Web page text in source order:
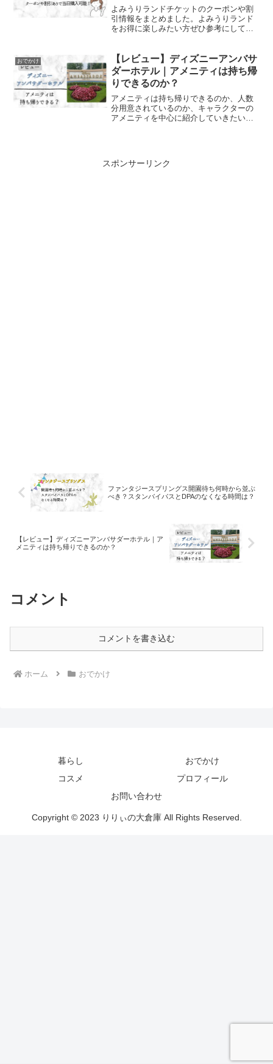
よみうりランドチケットのクーポンや割
引情報をまとめました。よみうりランド
をお得に楽しみたい方ぜひ参考にしてく
おでかけ
【レビュー】ディズニーアンバサ
ダーホテル｜アメニティは持ち帰
りできるのか？
アメニティは持ち帰りできるのか、人数
分用意されているのか、キャラクターの
アメニティを中心に紹介していきたいと
スポンサーリンク
ファンタジースプリングス開園待ち何時から並ぶ
べき？スタンバイパスとDPAのなくなる時間は？
【レビュー】ディズニーアンバサダーホテル｜ア
メニティは持ち帰りできるのか？
コメント
コメントを書き込む
ホーム おでかけ
暮らし
おでかけ
コスメ
プロフィール
お問い合わせ
Copyright © 2023 りりぃの大倉庫 All Rights Reserved.